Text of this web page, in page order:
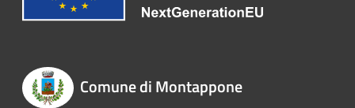
Comune di Montappone